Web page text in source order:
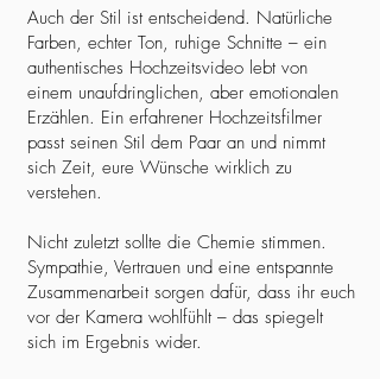
Auch der Stil ist entscheidend. Natürliche
Farben, echter Ton, ruhige Schnitte – ein
authentisches Hochzeitsvideo lebt von
einem unaufdringlichen, aber emotionalen
Erzählen. Ein erfahrener Hochzeitsfilmer
passt seinen Stil dem Paar an und nimmt
sich Zeit, eure Wünsche wirklich zu
verstehen.
Nicht zuletzt sollte die Chemie stimmen.
Sympathie, Vertrauen und eine entspannte
Zusammenarbeit sorgen dafür, dass ihr euch
vor der Kamera wohlfühlt – das spiegelt
sich im Ergebnis wider.